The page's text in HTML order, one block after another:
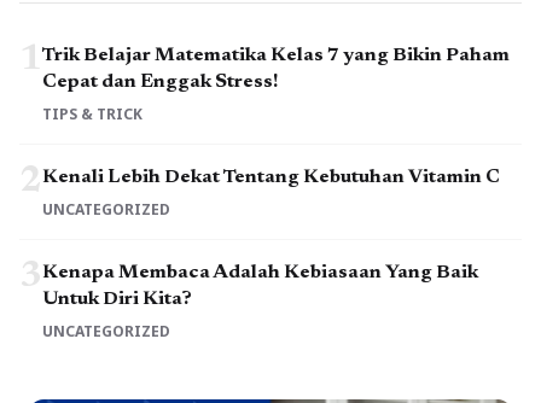
1Trik Belajar Matematika Kelas 7 yang Bikin Paham
Cepat dan Enggak Stress!
TIPS & TRICK
2Kenali Lebih Dekat Tentang Kebutuhan Vitamin C
UNCATEGORIZED
3Kenapa Membaca Adalah Kebiasaan Yang Baik
Untuk Diri Kita?
UNCATEGORIZED